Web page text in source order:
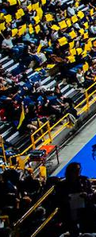
ai
basta
a
del 25% a vbtv
rana